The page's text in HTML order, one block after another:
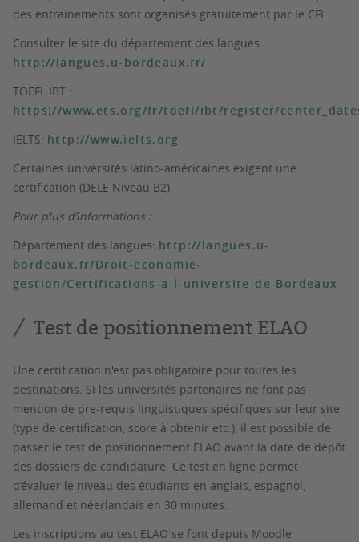
des entrainements sont organisés gratuitement par le CFL
Consulter le site du département des langues:
http://langues.u-bordeaux.fr/
TOEFL IBT :
https://www.ets.org/fr/toefl/ibt/register/
IELTS: http://www.ielts.org
Certaines universités latino-américaines exigent une
certification (DELE Niveau B2).
Pour plus d’informations :
Département des langues: http://langues.u-
bordeaux.fr/Droit-economie-
gestion/Certifications-a-l-universite-de-Bordeaux
Test de positionnement ELAO
Une certification n'est pas obligatoire pour toutes les
destinations. Si les universités partenaires ne font pas
mention de pre-requis linguistiques spécifiques sur leur site
(type de certification, score à obtenir etc.), il est possible de
passer le test de positionnement ELAO avant la date de dépôt
des dossiers de candidature. Ce test en ligne permet
d’évaluer le niveau des étudiants en anglais, espagnol,
allemand et néerlandais en 30 minutes.
Les inscriptions au test ELAO se font depuis Moodle